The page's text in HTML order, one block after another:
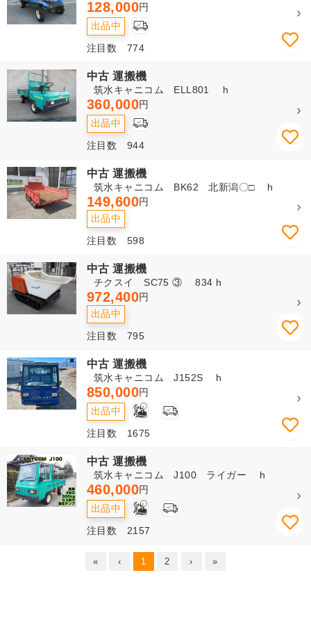
128,000円
出品中
注目数 774
中古 運搬機
筑水キャニコム ELL801 h
360,000円
出品中
注目数 944
中古 運搬機
筑水キャニコム BK62 北新潟〇□ h
149,600円
出品中
注目数 598
中古 運搬機
チクスイ SC75 ③ 834 h
972,400円
出品中
注目数 795
中古 運搬機
筑水キャニコム J152S h
850,000円
出品中 2
注目数 1675
中古 運搬機
筑水キャニコム J100 ライガー h
460,000円
出品中 1
注目数 2157
« ‹ 1 2 › »